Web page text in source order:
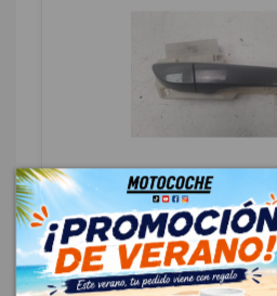
MANETA EXTERIOR
2431175200
HYUNDAI KONA 1.0 TGDI CAT
OEM:2431175200
ID:1284394